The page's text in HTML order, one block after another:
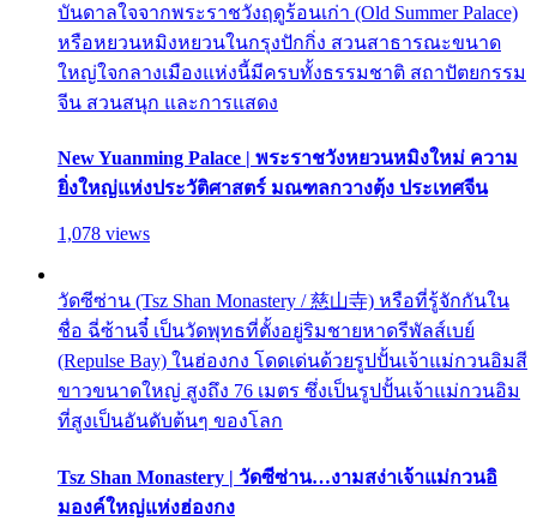
บันดาลใจจากพระราชวังฤดูร้อนเก่า (Old Summer Palace)
หรือหยวนหมิงหยวนในกรุงปักกิ่ง สวนสาธารณะขนาด
ใหญ่ใจกลางเมืองแห่งนี้มีครบทั้งธรรมชาติ สถาปัตยกรรม
จีน สวนสนุก และการแสดง
New Yuanming Palace | พระราชวังหยวนหมิงใหม่ ความ
ยิ่งใหญ่แห่งประวัติศาสตร์ มณฑลกวางตุ้ง ประเทศจีน
1,078 views
วัดซีซ่าน (Tsz Shan Monastery / 慈山寺) หรือที่รู้จักกันใน
ชื่อ ฉี่ซ้านจี๋ เป็นวัดพุทธที่ตั้งอยู่ริมชายหาดรีพัลส์เบย์
(Repulse Bay) ในฮ่องกง โดดเด่นด้วยรูปปั้นเจ้าแม่กวนอิมสี
ขาวขนาดใหญ่ สูงถึง 76 เมตร ซึ่งเป็นรูปปั้นเจ้าแม่กวนอิม
ที่สูงเป็นอันดับต้นๆ ของโลก
Tsz Shan Monastery | วัดซีซ่าน…งามสง่าเจ้าแม่กวนอิ
มองค์ใหญ่แห่งฮ่องกง